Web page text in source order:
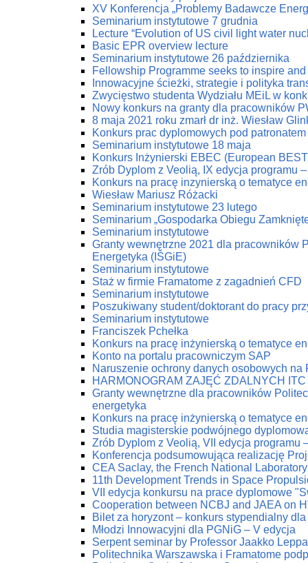
XV Konferencja „Problemy Badawcze
Seminarium instytutowe 7 grudnia
Lecture “Evolution of US civil light water
Basic EPR overview lecture
Seminarium instytutowe 26 października
Fellowship Programme seeks to inspire
Innowacyjne ścieżki, strategie i polityka
Zwycięstwo studenta Wydziału MEiL w
Nowy konkurs na granty dla pracowników
8 maja 2021 roku zmarł dr inż. Wiesław
Konkurs prac dyplomowych pod
Seminarium instytutowe 18 maja
Konkurs Inżynierski EBEC (European
Zrób Dyplom z Veolią, IX edycja programu
Konkurs na pracę inzynierską o tematyce
Wiesław Mariusz Różacki
Seminarium instytutowe 23 lutego
Seminarium „Gospodarka Obiegu
Seminarium instytutowe
Granty wewnętrzne 2021 dla pracowników
Energetyka (IŚGiE)
Seminarium instytutowe
Staż w firmie Framatome z zagadnień CFD
Seminarium instytutowe
Poszukiwany student/doktorant do pracy
Seminarium instytutowe
Franciszek Pchełka
Konkurs na pracę inżynierską o tematyce
Konto na portalu pracowniczym SAP
Naruszenie ochrony danych osobowych na
HARMONOGRAM ZAJĘĆ ZDALNYCH ITC
Granty wewnętrzne dla pracowników
energetyka
Konkurs na pracę inżynierską o tematyce
Studia magisterskie podwójnego
Zrób Dyplom z Veolią, VII edycja programu
Konferencja podsumowująca realizację
CEA Saclay, the French National
11th Development Trends in Space
VII edycja konkursu na prace dyplomowe
Cooperation between NCBJ and JAEA on
Bilet za horyzont – konkurs stypendialny
Młodzi Innowacyjni dla PGNiG – V edycja
Serpent seminar by Professor Jaakko
Politechnika Warszawska i Framatome